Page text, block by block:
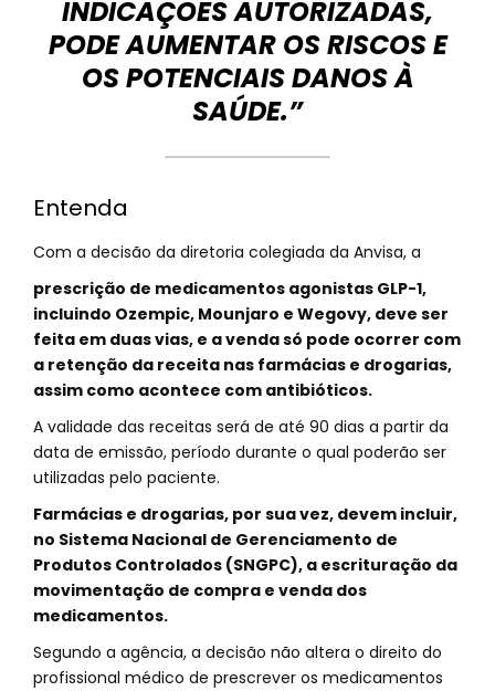
INDICAÇÕES AUTORIZADAS,
PODE AUMENTAR OS RISCOS E
OS POTENCIAIS DANOS À
SAÚDE.”
Entenda
Com a decisão da diretoria colegiada da Anvisa, a
prescrição de medicamentos agonistas GLP-1,
incluindo Ozempic, Mounjaro e Wegovy, deve ser
feita em duas vias, e a venda só pode ocorrer com
a retenção da receita nas farmácias e drogarias,
assim como acontece com antibióticos.
A validade das receitas será de até 90 dias a partir da
data de emissão, período durante o qual poderão ser
utilizadas pelo paciente.
Farmácias e drogarias, por sua vez, devem incluir,
no Sistema Nacional de Gerenciamento de
Produtos Controlados (SNGPC), a escrituração da
movimentação de compra e venda dos
medicamentos.
Segundo a agência, a decisão não altera o direito do
profissional médico de prescrever os medicamentos